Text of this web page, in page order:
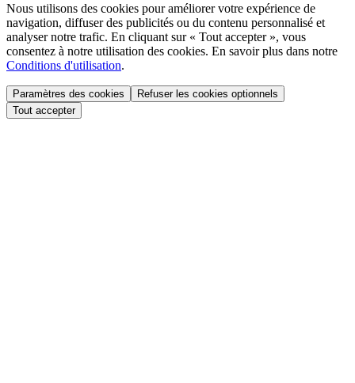
Nous utilisons des cookies pour améliorer votre expérience de
navigation, diffuser des publicités ou du contenu personnalisé et
analyser notre trafic. En cliquant sur « Tout accepter », vous
consentez à notre utilisation des cookies. En savoir plus dans notre
Conditions d'utilisation.
Paramètres des cookies
Refuser les cookies optionnels
Tout accepter